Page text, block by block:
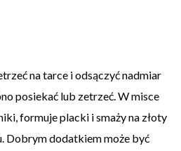
na tarce i odsączyć nadmiar
posiekać lub zetrzeć. W misce
formuje placki i smaży na złoty
Dobrym dodatkiem może być